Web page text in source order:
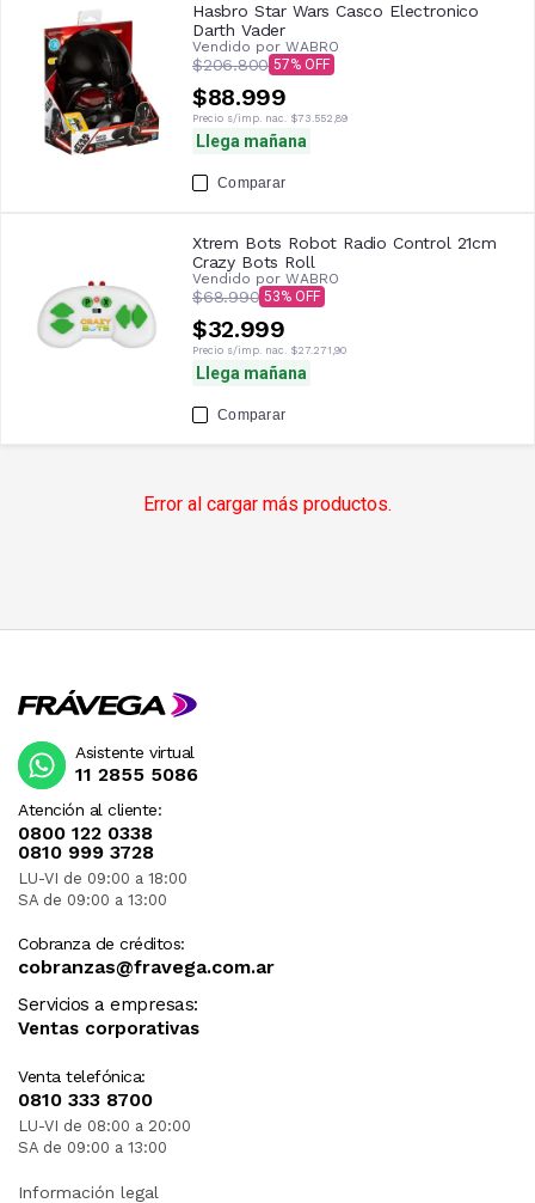
Hasbro Star Wars Casco Electronico
Darth Vader
Vendido por WABRO
$206.800 57
$88.999
Precio s/imp. nac. $73.552,89
Llega mañana
Comparar
Xtrem Bots Robot Radio Control 21cm
Crazy Bots Roll
Vendido por WABRO
$68.990 53
$32.999
Precio s/imp. nac. $27.271,90
Llega mañana
Comparar
Error al cargar más productos.
Atención al cliente:
0800 122 0338
0810 999 3728
LU-VI de 09:00 a 18:00
SA de 09:00 a 13:00
Cobranza de créditos:
cobranzas@fravega.com.ar
Servicios a empresas:
Ventas corporativas
Venta telefónica:
0810 333 8700
LU-VI de 08:00 a 20:00
SA de 09:00 a 13:00
Asistente virtual
11 2855 5086
Información legal